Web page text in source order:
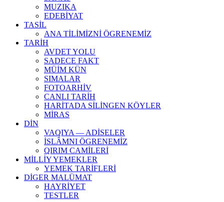
MUZIKA
EDEBİYAT
TASİL
ANA TİLİMİZNİ ÖGRENEMİZ
TARİH
AVDET YOLU
SADECE FAKT
MÜİM KÜN
SIMАLAR
FOTOARHİV
CANLI TARİH
HARİTADA SİLİNGEN KÖYLER
MİRAS
DİN
VAQIYA — ADİSELER
İSLÂMNI ÖGRENEMİZ
QIRIM CAMİLERİ
MİLLİY YEMEKLER
YEMEK TARİFLERİ
DİGER MALÜMAT
HAYRİYET
TESTLER